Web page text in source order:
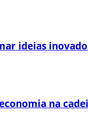
ideias
na